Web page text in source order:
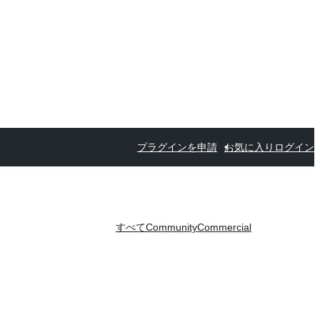
プラグインを申請 お気に入り ログイン
すべてCommunityCommercial